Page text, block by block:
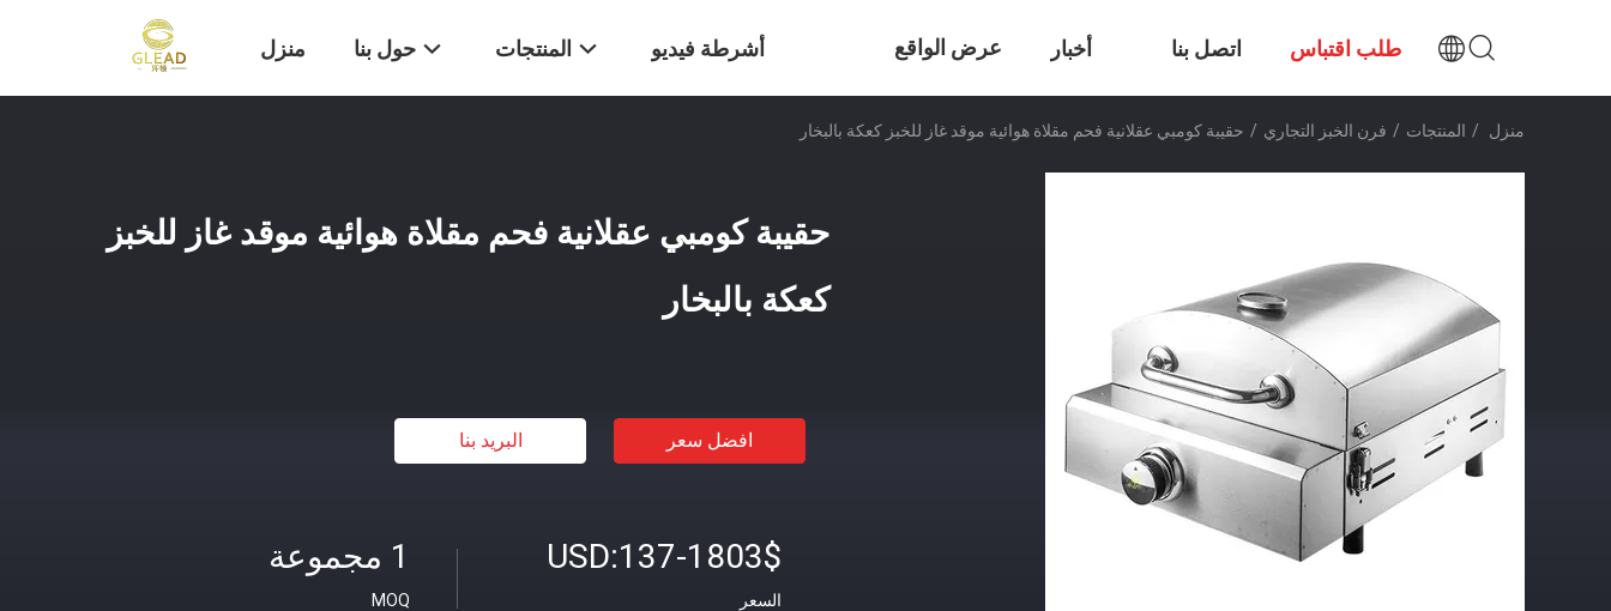
منزل حول بنا المنتجات أشرطة فيديو عرض الواقع
الافتراضي
أخبار اتصل بنا طلب اقتباس
منزل / المنتجات / فرن الخبز التجاري / حقيبة كومبي عقلانية فحم مقلاة هوائية موقد غاز للخبز كعكة بالبخار
حقيبة كومبي عقلانية فحم مقلاة هوائية موقد غاز للخبز
كعكة بالبخار
افضل سعر البريد بنا
1 مجموعة
MOQ
USD:137-1803$
السعر